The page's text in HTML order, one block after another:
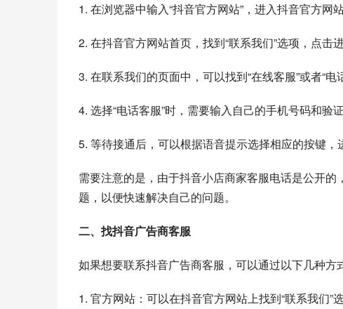
1. 在浏览器中输入“抖音官方网站”，进入抖音官方网站
2. 在抖音官方网站首页，找到“联系我们”选项，点击进
3. 在联系我们的页面中，可以找到“在线客服”或者“
4. 选择“电话客服”时，需要输入自己的手机号码和验
5. 等待接通后，可以根据语音提示选择相应的按键，
需要注意的是，由于抖音小店商家客服电话是公开
题，以便快速解决自己的问题。
二、找抖音广告商客服
如果想要联系抖音广告商客服，可以通过以下几种方
1. 官方网站：可以在抖音官方网站上找到“联系我们”